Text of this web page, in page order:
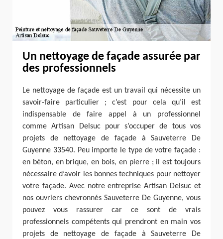
Un nettoyage de façade assurée par
des professionnels
Le nettoyage de façade est un travail qui nécessite un
savoir-faire particulier ; c’est pour cela qu’il est
indispensable de faire appel à un professionnel
comme Artisan Delsuc pour s’occuper de tous vos
projets de nettoyage de façade à Sauveterre De
Guyenne 33540. Peu importe le type de votre façade :
en béton, en brique, en bois, en pierre ; il est toujours
nécessaire d’avoir les bonnes techniques pour nettoyer
votre façade. Avec notre entreprise Artisan Delsuc et
nos ouvriers chevronnés Sauveterre De Guyenne, vous
pouvez vous rassurer car ce sont de vrais
professionnels compétents qui prendront en main vos
projets de nettoyage de façade à Sauveterre De